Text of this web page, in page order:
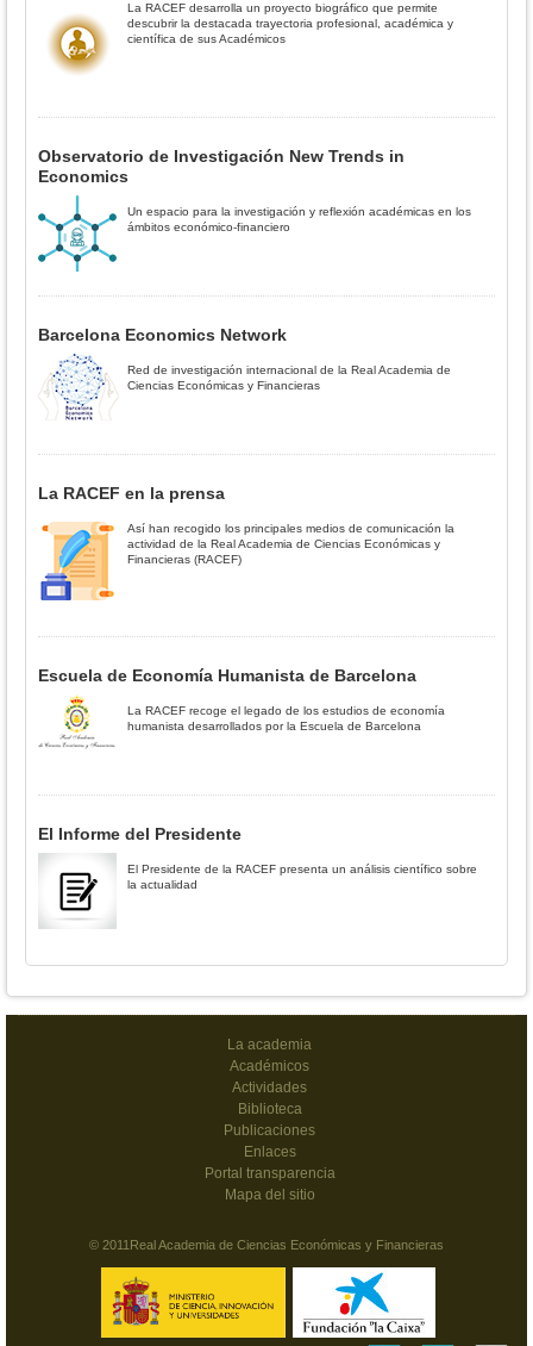
La RACEF desarrolla un proyecto biográfico que permite
descubrir la destacada trayectoria profesional, académica y
científica de sus Académicos
Observatorio de Investigación New Trends in
Economics
Un espacio para la investigación y reflexión académicas en los
ámbitos económico-financiero
Barcelona Economics Network
Red de investigación internacional de la Real Academia de
Ciencias Económicas y Financieras
La RACEF en la prensa
Así han recogido los principales medios de comunicación la
actividad de la Real Academia de Ciencias Económicas y
Financieras (RACEF)
Escuela de Economía Humanista de Barcelona
La RACEF recoge el legado de los estudios de economía
humanista desarrollados por la Escuela de Barcelona
El Informe del Presidente
El Presidente de la RACEF presenta un análisis científico sobre
la actualidad
La academia
Académicos
Actividades
Biblioteca
Publicaciones
Enlaces
Portal transparencia
Mapa del sitio
© 2011Real Academia de Ciencias Económicas y Financieras